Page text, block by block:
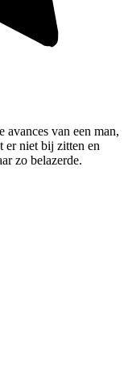
avances van een man,
er niet bij zitten en
zo belazerde.